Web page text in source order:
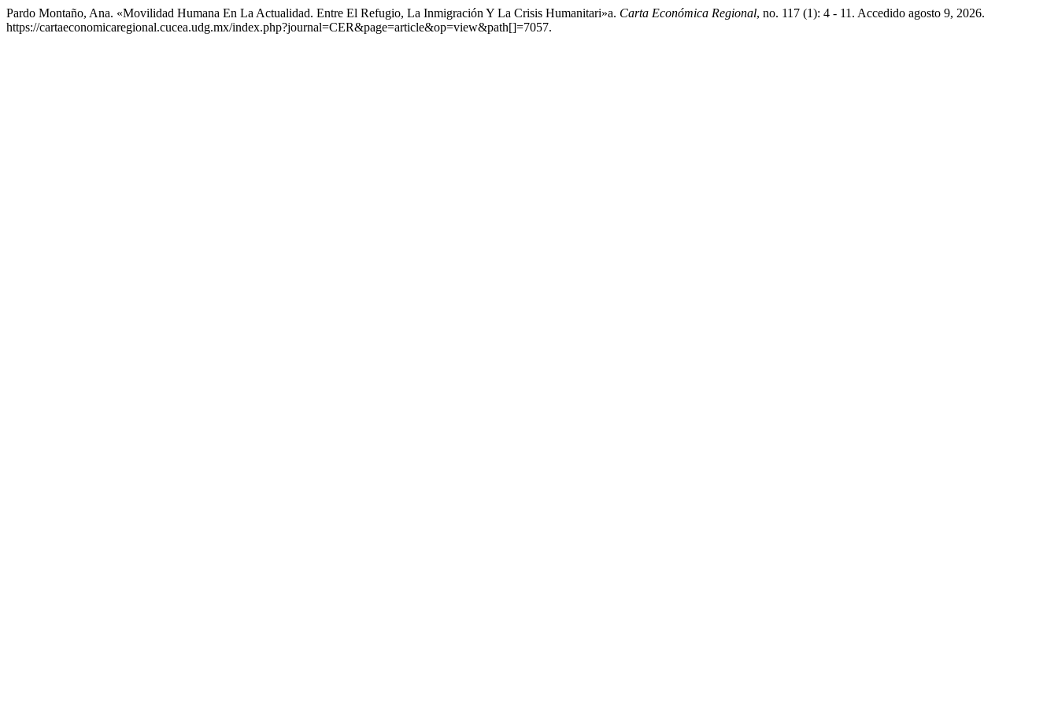
Pardo Montaño, Ana. «Movilidad Humana En La Actualidad. Entre El Refugio, La Inmigración Y La Crisis Humanitari»a. Carta Económica Regional, no. 117 (1): 4 - 11. Accedido agosto 9, 2026.
https://cartaeconomicaregional.cucea.udg.mx/index.php?journal=CER&page=article&op=view&path[]=7057.